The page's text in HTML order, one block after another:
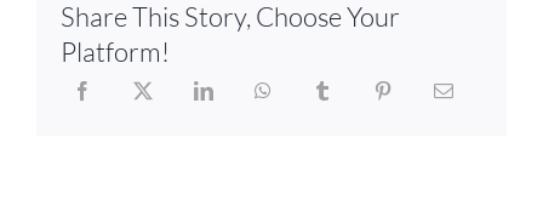
Share This Story, Choose Your
Platform!